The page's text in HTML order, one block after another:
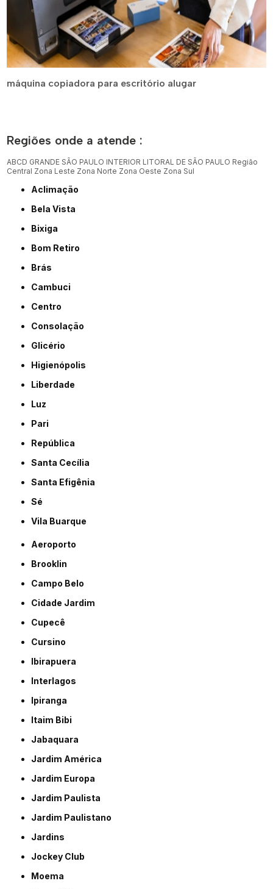
máquina copiadora para escritório alugar
Regiões onde a atende :
ABCD GRANDE SÃO PAULO INTERIOR LITORAL DE SÃO PAULO Região
Central Zona Leste Zona Norte Zona Oeste Zona Sul
Aclimação
Bela Vista
Bixiga
Bom Retiro
Brás
Cambuci
Centro
Consolação
Glicério
Higienópolis
Liberdade
Luz
Pari
República
Santa Cecília
Santa Efigênia
Sé
Vila Buarque
Aeroporto
Brooklin
Campo Belo
Cidade Jardim
Cupecê
Cursino
Ibirapuera
Interlagos
Ipiranga
Itaim Bibi
Jabaquara
Jardim América
Jardim Europa
Jardim Paulista
Jardim Paulistano
Jardins
Jockey Club
Moema